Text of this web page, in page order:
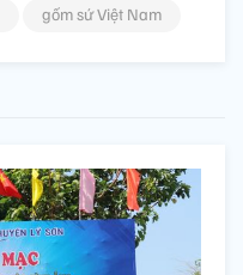
gốm sứ Việt Nam